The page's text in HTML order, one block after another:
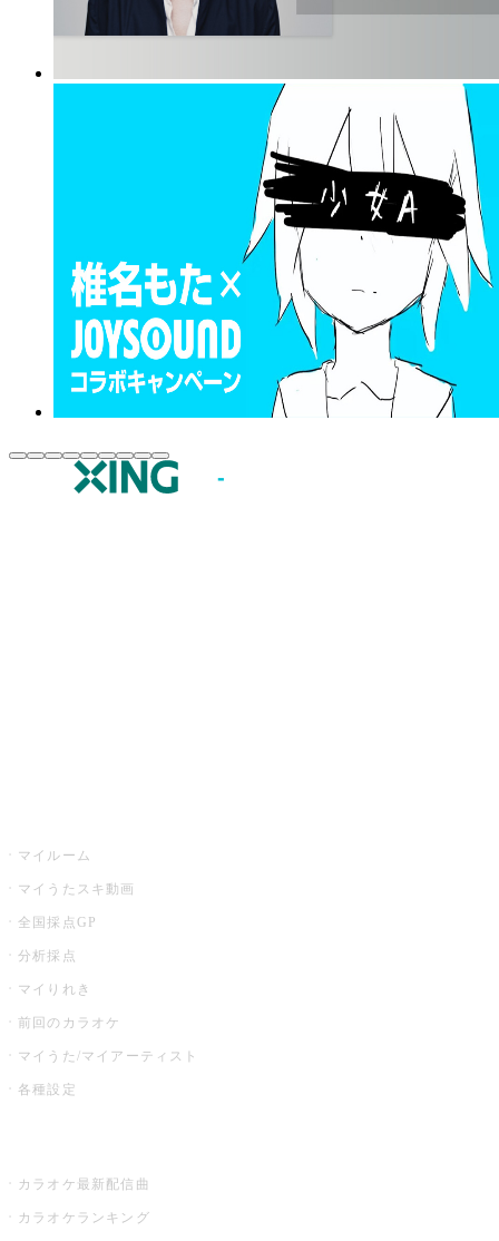
マイルーム
マイうたスキ動画
全国採点GP
分析採点
マイりれき
前回のカラオケ
マイうた/マイアーティスト
各種設定
カラオケ最新配信曲
カラオケランキング